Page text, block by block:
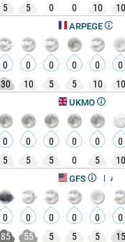
ARPEGE
UKMO
Actualisé,
5 5 0 0 10 10
0 0 0 0 0
0
30 10 5 5 10 10
0 0 0 0 0
0
5 5 5 0 5 10
0 0 0 0 0
0
85 55 5 5 5 15